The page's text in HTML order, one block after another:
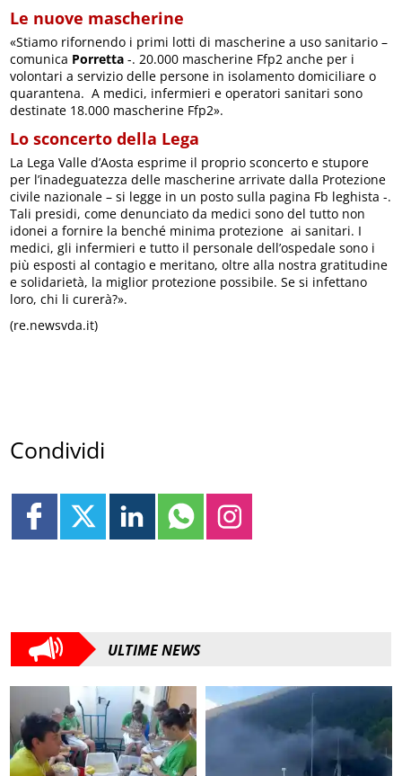
Le nuove mascherine
«Stiamo rifornendo i primi lotti di mascherine a uso sanitario –
comunica Porretta -. 20.000 mascherine Ffp2 anche per i
volontari a servizio delle persone in isolamento domiciliare o
quarantena. A medici, infermieri e operatori sanitari sono
destinate 18.000 mascherine Ffp2».
Lo sconcerto della Lega
La Lega Valle d’Aosta esprime il proprio sconcerto e stupore
per l’inadeguatezza delle mascherine arrivate dalla Protezione
civile nazionale – si legge in un posto sulla pagina Fb leghista -.
Tali presidi, come denunciato da medici sono del tutto non
idonei a fornire la benché minima protezione ai sanitari. I
medici, gli infermieri e tutto il personale dell’ospedale sono i
più esposti al contagio e meritano, oltre alla nostra gratitudine
e solidarietà, la miglior protezione possibile. Se si infettano
loro, chi li curerà?».
(re.newsvda.it)
Condividi
ULTIME NEWS